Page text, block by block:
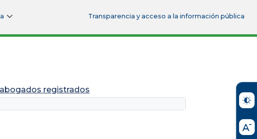
Transparencia y acceso a la información pública
registrados